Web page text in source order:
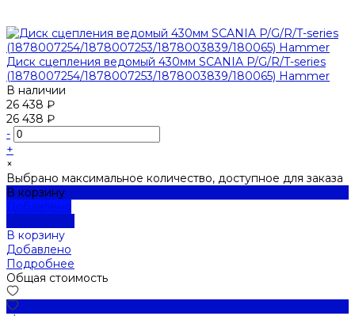
Диск сцепления ведомый 430мм SCANIA P/G/R/T-series
(1878007254/1878007253/1878003839/180065) Hammer
В наличии
26 438 ₽
26 438 ₽
-
+
×
Выбрано максимальное количество, доступное для заказа
В корзину
Добавлено
В корзину
Добавлено
Подробнее
Общая стоимость